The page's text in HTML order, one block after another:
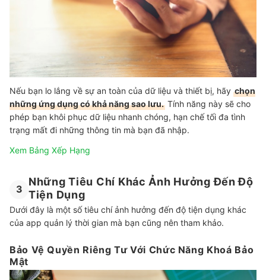
Nếu bạn lo lắng về sự an toàn của dữ liệu và thiết bị, hãy chọn
những ứng dụng có khả năng sao lưu. Tính năng này sẽ cho
phép bạn khôi phục dữ liệu nhanh chóng, hạn chế tối đa tình
trạng mất đi những thông tin mà bạn đã nhập.
Xem Bảng Xếp Hạng
3
Những Tiêu Chí Khác Ảnh Hưởng Đến Độ
Tiện Dụng
Dưới đây là một số tiêu chí ảnh hưởng đến độ tiện dụng khác
của app quản lý thời gian mà bạn cũng nên tham khảo.
Bảo Vệ Quyền Riêng Tư Với Chức Năng Khoá Bảo
Mật